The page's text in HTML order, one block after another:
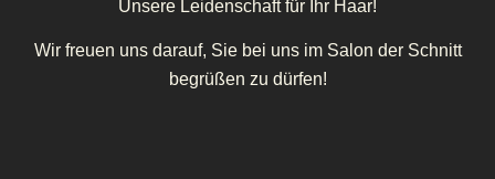
Unsere Leidenschaft für Ihr Haar!
Wir freuen uns darauf, Sie bei uns im Salon der Schnitt
begrüßen zu dürfen!